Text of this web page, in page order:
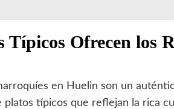
Típicos Ofrecen los
en Huelin son un
platos típicos que reflejan la rica